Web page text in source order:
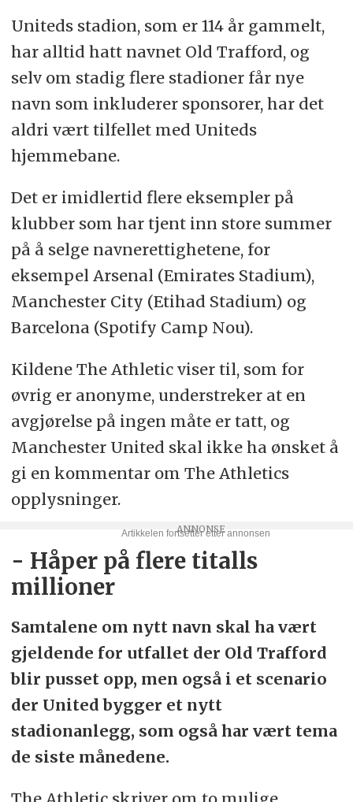
Uniteds stadion, som er 114 år gammelt,
har alltid hatt navnet Old Trafford, og
selv om stadig flere stadioner får nye
navn som inkluderer sponsorer, har det
aldri vært tilfellet med Uniteds
hjemmebane.
Det er imidlertid flere eksempler på
klubber som har tjent inn store summer
på å selge navnerettighetene, for
eksempel Arsenal (Emirates Stadium),
Manchester City (Etihad Stadium) og
Barcelona (Spotify Camp Nou).
Kildene The Athletic viser til, som for
øvrig er anonyme, understreker at en
avgjørelse på ingen måte er tatt, og
Manchester United skal ikke ha ønsket å
gi en kommentar om The Athletics
opplysninger.
- Håper på flere titalls
millioner
Samtalene om nytt navn skal ha vært
gjeldende for utfallet der Old Trafford
blir pusset opp, men også i et scenario
der United bygger et nytt
stadionanlegg, som også har vært tema
de siste månedene.